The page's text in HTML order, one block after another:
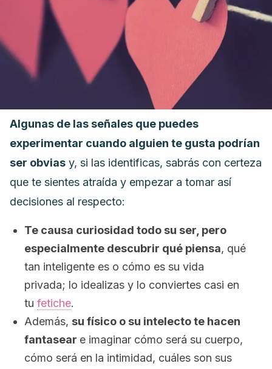
Algunas de las señales que puedes
experimentar cuando alguien te gusta podrían
ser obvias y, si las identificas, sabrás con certeza
que te sientes atraída y empezar a tomar así
decisiones al respecto:
Te causa curiosidad todo su ser, pero
especialmente descubrir qué piensa, qué
tan inteligente es o cómo es su vida
privada; lo idealizas y lo conviertes casi en
tu fetiche.
Además, su físico o su intelecto te hacen
fantasear e imaginar cómo será su cuerpo,
cómo será en la intimidad, cuáles son sus